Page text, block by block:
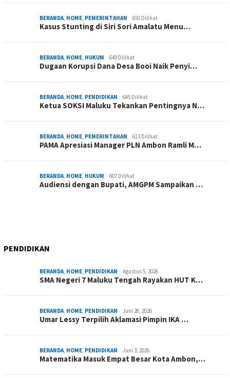
BERANDA, HOME, PEMERINTAHAN 650 Dilihat
Kasus Stunting di Siri Sori Amalatu Menu…
BERANDA, HOME, HUKUM 649 Dilihat
Dugaan Korupsi Dana Desa Booi Naik Penyi…
BERANDA, HOME, PENDIDIKAN 645 Dilihat
Ketua SOKSI Maluku Tekankan Pentingnya N…
BERANDA, HOME, PEMERINTAHAN 613 Dilihat
PAMA Apresiasi Manager PLN Ambon Ramli M…
BERANDA, HOME, HUKUM 607 Dilihat
Audiensi dengan Bupati, AMGPM Sampaikan …
PENDIDIKAN
BERANDA, HOME, PENDIDIKAN Agustus 5, 2026
SMA Negeri 7 Maluku Tengah Rayakan HUT K…
BERANDA, HOME, PENDIDIKAN Juni 28, 2026
Umar Lessy Terpilih Aklamasi Pimpin IKA …
BERANDA, HOME, PENDIDIKAN Juni 3, 2026
Matematika Masuk Empat Besar Kota Ambon,…